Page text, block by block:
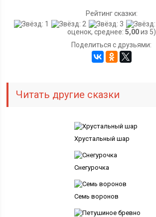
Рейтинг сказки:
оценок, среднее: 5,00из 5)
Поделиться с друзьями:
Читать другие сказки
Хрустальный шар
Снегурочка
Семь воронов